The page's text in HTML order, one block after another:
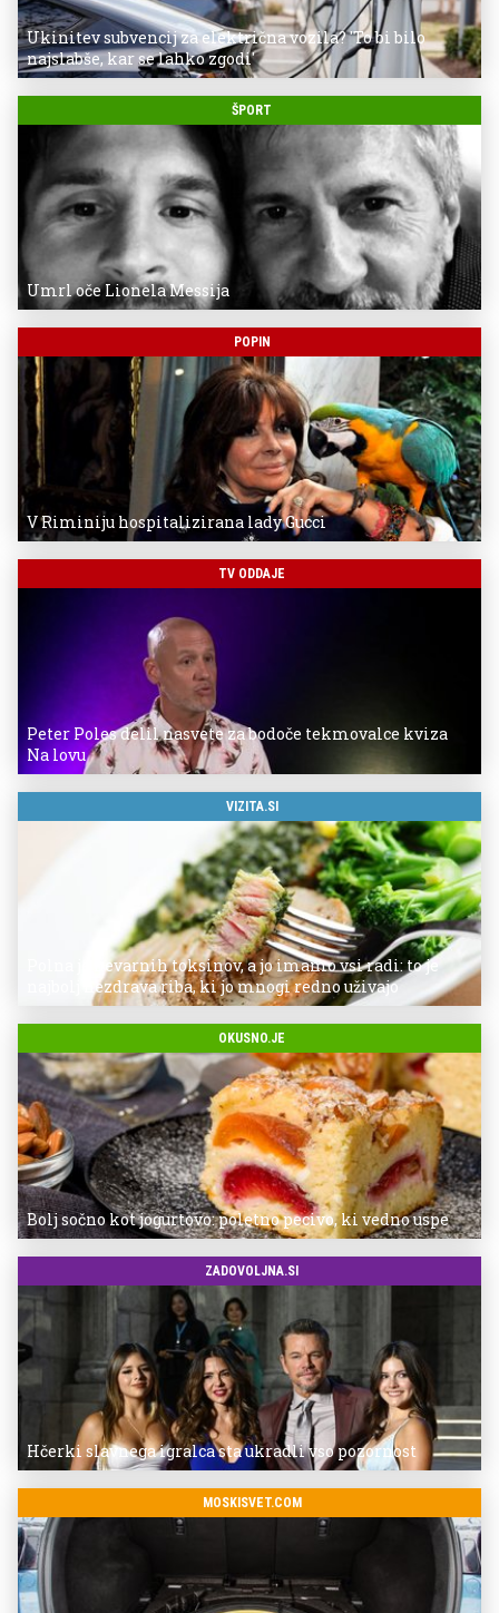
Ukinitev subvencij za električna vozila? 'To bi bilo
najslabše, kar se lahko zgodi'
ŠPORT
Umrl oče Lionela Messija
POPIN
V Riminiju hospitalizirana lady Gucci
TV ODDAJE
Peter Poles delil nasvete za bodoče tekmovalce kviza
Na lovu
VIZITA.SI
Polna je nevarnih toksinov, a jo imamo vsi radi: to je
najbolj nezdrava riba, ki jo mnogi redno uživajo
OKUSNO.JE
Bolj sočno kot jogurtovo: poletno pecivo, ki vedno uspe
ZADOVOLJNA.SI
Hčerki slavnega igralca sta ukradli vso pozornost
MOSKISVET.COM